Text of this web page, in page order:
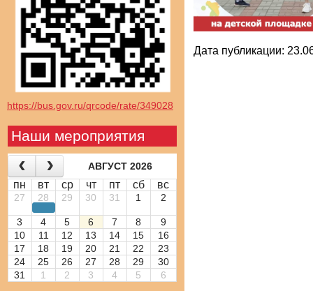
https://bus.gov.ru/qrcode/rate/349028
Наши мероприятия
АВГУСТ 2026
пн вт ср чт пт сб вс
27 28 29 30 31 1 2
3 4 5 6 7 8
9
10
11 12 13 14 15
16
17
18 19 20 21 22
23
24
25 26 27 28 29
30
31
1 2 3 4 5 6
Дата публикации: